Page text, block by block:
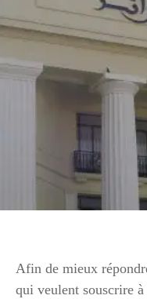
Afin de mieux
qui veulent souscrire